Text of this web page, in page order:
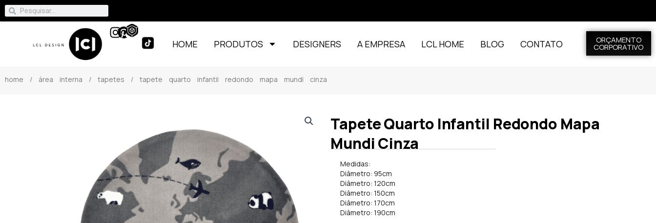
HOME PRODUTOS DESIGNERS A EMPRESA LCL HOME BLOG CONTATO ORÇAMENTO
CORPORATIVO
home / área interna / tapetes / tapete quarto infantil redondo mapa mundi cinza
Tapete Quarto Infantil Redondo Mapa
Mundi Cinza
Medidas:
Diâmetro: 95cm
Diâmetro: 120cm
Diâmetro: 150cm
Diâmetro: 170cm
Diâmetro: 190cm